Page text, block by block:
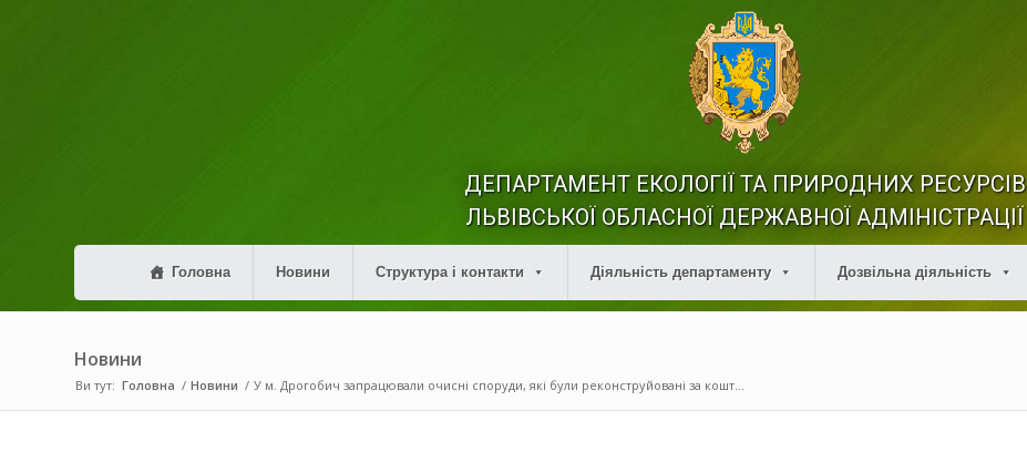
ДЕПАРТАМЕНТ ЕКОЛОГІЇ ТА ПРИРОДНИХ РЕСУРСІВ
ЛЬВІВСЬКОЇ ОБЛАСНОЇ ДЕРЖАВНОЇ АДМІНІСТРАЦІЇ
Головна Новини Структура і контакти Діяльність департаменту Дозвільна діяльність
Новини
Ви тут: Головна / Новини / У м. Дрогобич запрацювали очисні споруди, які були реконструйовані за кошт...